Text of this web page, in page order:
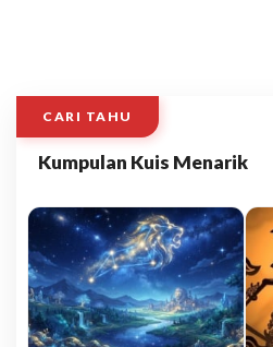
CARI TAHU
Kumpulan Kuis Menarik